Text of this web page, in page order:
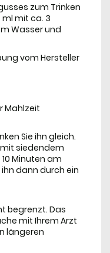
zum Trinken
mit ca. 3
Wasser und
vom Hersteller
Mahlzeit
Sie ihn gleich.
siedendem
Minuten am
dann durch ein
begrenzt. Das
mit Ihrem Arzt
längeren